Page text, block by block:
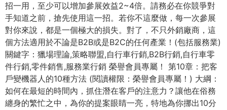
招一用，至少可以增加參展效益2~4倍。請務必在你競爭對
手知道之前，搶先使用這一招。若你不這麼做，每一次參展
對你來說，都是一個極大的損失。對了，不只外銷廠商，這
個方法適用於不論是B2B或是B2C的任何產業！(包括服務業)
關鍵字：獵場理論,策略聯盟,自行車行銷,B2B行銷,自行車零
件行銷,零件銷售,服務業行銷 榮譽會員專屬！ 第10章：把客
戶變機器人的10種方法 (閱讀權限：榮譽會員專屬！) 大綱：
如何在最短的時間內，抓住潛在客戶的注意力？讓他在俗務
纏身的繁忙之中，為你的提案眼睛一亮，特地為你挪出10分